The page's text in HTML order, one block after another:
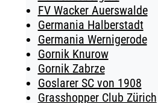
FV Wacker Auerswalde
Germania Halberstadt
Germania Wernigerode
Gornik Knurow
Gornik Zabrze
Goslarer SC von 1908
Grasshopper Club Zürich